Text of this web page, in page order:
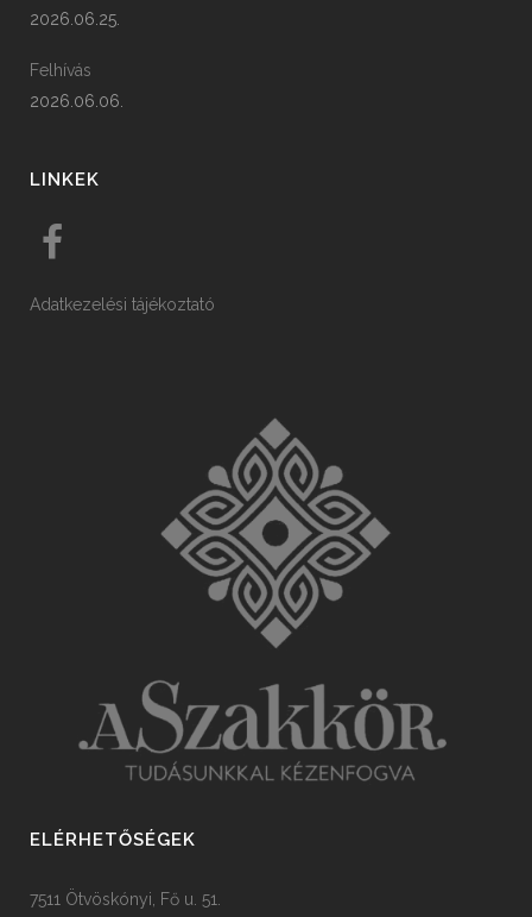
2026.06.25.
Felhívás
2026.06.06.
LINKEK
Adatkezelési tájékoztató
ELÉRHETŐSÉGEK
7511 Ötvöskónyi, Fő u. 51.